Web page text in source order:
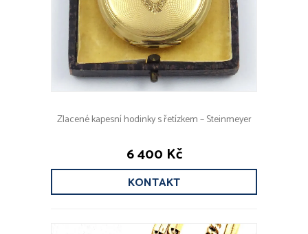
Zlacené kapesní hodinky s řetízkem – Steinmeyer
6 400 Kč
KONTAKT